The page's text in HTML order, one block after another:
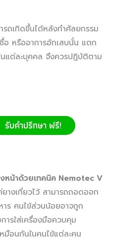
ถเกิดขึ้นได้หลังทำศัลยกรรม
อ หรืออาการอักเสบนั้น แตก
แต่ละบุคคล จึงควรปฏิบัติตาม
รับคำปรึกษา ฟรี!
หน้าด้วยเทคนิค Nemotec V
างเกี่ยวไว้ สามารถถอดออก
าร คนไข้ส่วนน้อยอาจถูก
รใส่เครื่องมือควบคุม
มือนกันในคนไข้แต่ละคน